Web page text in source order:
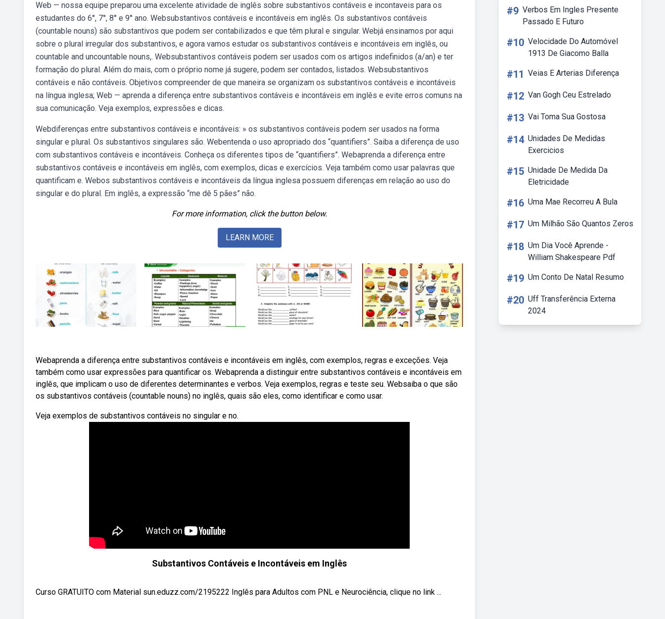
Web — nossa equipe preparou uma excelente atividade de inglês sobre substantivos contáveis e incontaveis para os
estudantes do 6°, 7°, 8° e 9° ano. Websubstantivos contáveis e incontáveis em inglês. Os substantivos contáveis
(countable nouns) são substantivos que podem ser contabilizados e que têm plural e singular. Webjá ensinamos por aqui
sobre o plural irregular dos substantivos, e agora vamos estudar os substantivos contáveis e incontáveis em inglês, ou
countable and uncountable nouns,. Websubstantivos contáveis podem ser usados com os artigos indefinidos (a/an) e ter
formação do plural. Além do mais, com o próprio nome já sugere, podem ser contados, listados. Websubstantivos
contáveis e não contáveis. Objetivos compreender de que maneira se organizam os substantivos contáveis e incontáveis
na língua inglesa; Web — aprenda a diferença entre substantivos contáveis e incontáveis em inglês e evite erros comuns na
sua comunicação. Veja exemplos, expressões e dicas.
Webdiferenças entre substantivos contáveis e incontáveis: » os substantivos contáveis podem ser usados na forma
singular e plural. Os substantivos singulares são. Webentenda o uso apropriado dos “quantifiers”. Saiba a diferença de uso
com substantivos contáveis e incontáveis. Conheça os diferentes tipos de “quantifiers”. Webaprenda a diferença entre
substantivos contáveis e incontáveis em inglês, com exemplos, dicas e exercícios. Veja também como usar palavras que
quantificam e. Webos substantivos contáveis e incontáveis da língua inglesa possuem diferenças em relação ao uso do
singular e do plural. Em inglês, a expressão “me dê 5 pães” não.
For more information, click the button below.
LEARN MORE
Webaprenda a diferença entre substantivos contáveis e incontáveis em inglês, com exemplos, regras e exceções. Veja
também como usar expressões para quantificar os. Webaprenda a distinguir entre substantivos contáveis e incontáveis em
inglês, que implicam o uso de diferentes determinantes e verbos. Veja exemplos, regras e teste seu. Websaiba o que são
os substantivos contáveis (countable nouns) no inglês, quais são eles, como identificar e como usar.
Veja exemplos de substantivos contáveis no singular e no.
Substantivos Contáveis e Incontáveis em Inglês
Curso GRATUITO com Material sun.eduzz.com/2195222 Inglês para Adultos com PNL e Neurociência, clique no link ...
#9 Verbos Em Ingles Presente
Passado E Futuro
#10 Velocidade Do Automóvel
1913 De Giacomo Balla
#11 Veias E Arterias Diferença
#12 Van Gogh Ceu Estrelado
#13 Vai Toma Sua Gostosa
#14 Unidades De Medidas
Exercicios
#15 Unidade De Medida Da
Eletricidade
#16 Uma Mae Recorreu A Bula
#17 Um Milhão São Quantos Zeros
#18 Um Dia Você Aprende -
William Shakespeare Pdf
#19 Um Conto De Natal Resumo
#20 Uff Transferência Externa
2024